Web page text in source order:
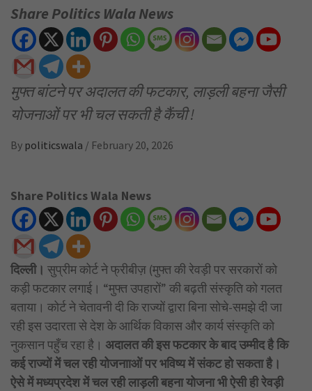
Share Politics Wala News
मुफ्त बांटने पर अदालत की फटकार, लाड़ली बहना जैसी
योजनाओं पर भी चल सकती है कैंची !
By politicswala / February 20, 2026
Share Politics Wala News
दिल्ली। सुप्रीम कोर्ट ने फ्रीबीज़ (मुफ्त की रेवड़ी पर सरकारों को
कड़ी फटकार लगाई। “मुफ्त उपहारों” की बढ़ती संस्कृति को गलत
बताया। कोर्ट ने चेतावनी दी कि राज्यों द्वारा बिना सोचे-समझे दी जा
रही इस उदारता से देश के आर्थिक विकास और कार्य संस्कृति को
नुकसान पहुँच रहा है। अदालत की इस फटकार के बाद उम्मीद है कि
कई राज्यों में चल रही योजनााओं पर भविष्य में संकट हो सकता है।
ऐसे में मध्यप्रदेश में चल रही लाड़ली बहना योजना भी ऐसी ही रेवड़ी